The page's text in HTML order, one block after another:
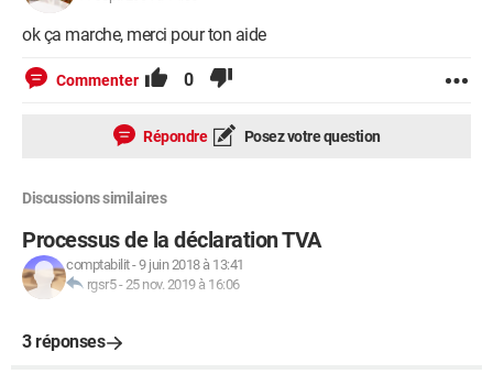
ok ça marche, merci pour ton aide
Commenter 0
Répondre Posez votre question
Discussions similaires
Processus de la déclaration TVA
comptabilit-9 juin 2018 à 13:41
rgsr5-25 nov. 2019 à 16:06
3 réponses